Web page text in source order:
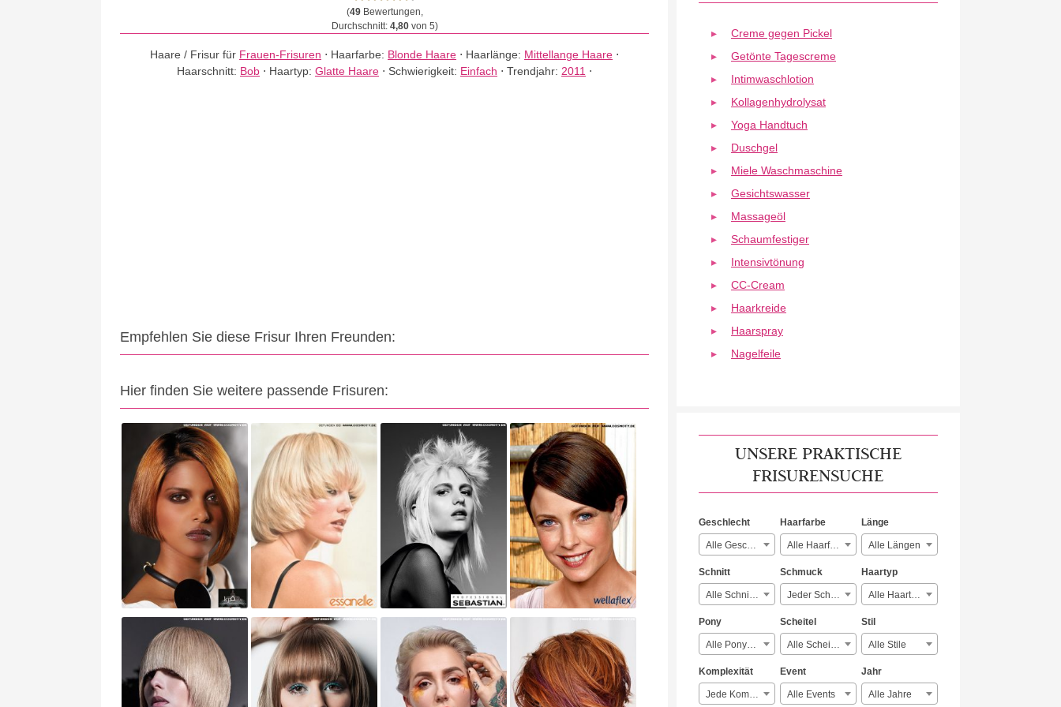
(49Bewertungen,
Durchschnitt: 4,80von 5)
Haare / Frisur für Frauen-Frisuren ⋅ Haarfarbe: Blonde Haare ⋅ Haarlänge: Mittellange Haare ⋅
Haarschnitt: Bob ⋅ Haartyp:Glatte Haare ⋅ Schwierigkeit: Einfach ⋅Trendjahr: 2011 ⋅
Empfehlen Sie diese Frisur Ihren Freunden:
Hier finden Sie weitere passende Frisuren:
Creme gegen Pickel
Getönte Tagescreme
Intimwaschlotion
Kollagenhydrolysat
Yoga Handtuch
Duschgel
Miele Waschmaschine
Gesichtswasser
Massageöl
Schaumfestiger
Intensivtönung
CC-Cream
Haarkreide
Haarspray
Nagelfeile
UNSERE PRAKTISCHE
FRISURENSUCHE
Geschlecht
Alle Geschlechter
Haarfarbe
Alle Haarfarben
Länge
Alle Längen
Schnitt
Alle Schnitte
Schmuck
Jeder Schmuck
Haartyp
Alle Haartypen
Pony
Alle Ponyarten
Scheitel
Alle Scheitelarten
Stil
Alle Stile
Komplexität
Jede Komplexität
Event
Alle Events
Jahr
Alle Jahre